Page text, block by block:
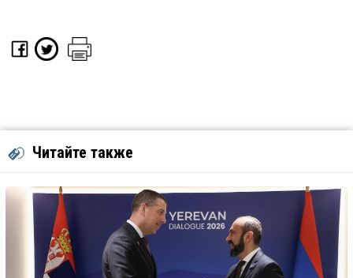
Читайте также